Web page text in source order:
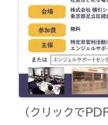
（クリックで